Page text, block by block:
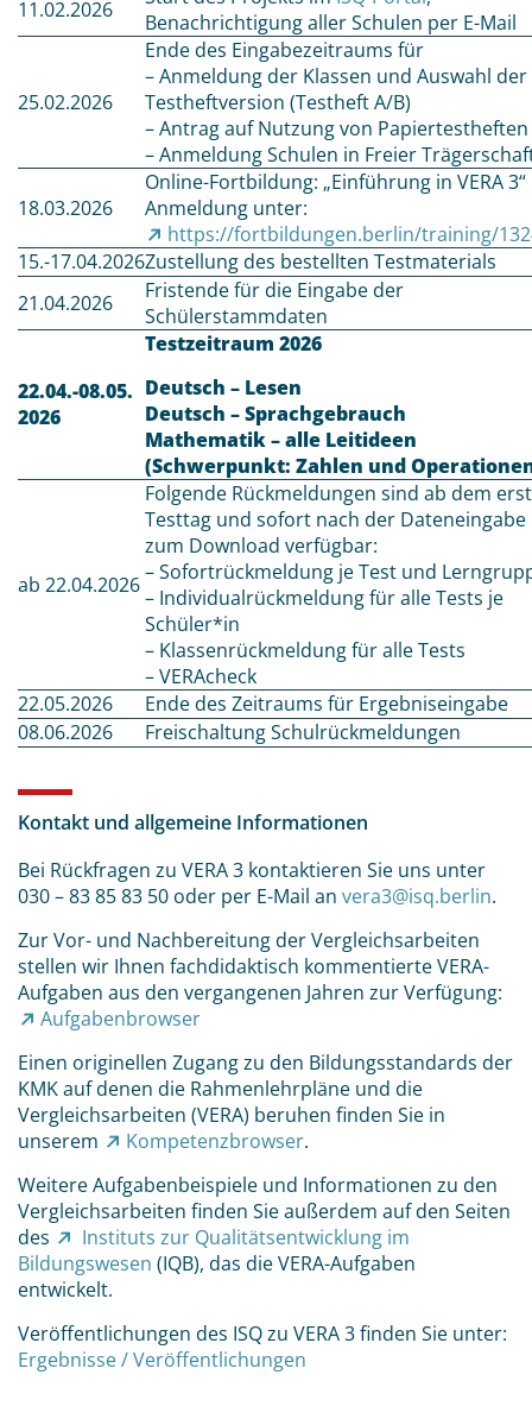
11.02.2026
Benachrichtigung aller Schulen per E-Mail
25.02.2026
Ende des Eingabezeitraums für
– Anmeldung der Klassen und Auswahl der
Testheftversion (Testheft A/B)
– Antrag auf Nutzung von Papiertestheften
– Anmeldung Schulen in Freier
18.03.2026
Online-Fortbildung: „Einführung in VERA 3“
Anmeldung unter:
https://fortbildungen.berlin/training/
15.-17.04.2026Zustellung des bestellten Testmaterials
21.04.2026
Fristende für die Eingabe der
Schülerstammdaten
22.04.-08.05.
2026
Testzeitraum 2026
Deutsch – Lesen
Deutsch – Sprachgebrauch
Mathematik – alle Leitideen
(Schwerpunkt: Zahlen und
ab 22.04.2026
Folgende Rückmeldungen sind ab dem
Testtag und sofort nach der Dateneingabe
zum Download verfügbar:
– Sofortrückmeldung je Test und
– Individualrückmeldung für alle Tests je
Schüler*in
– Klassenrückmeldung für alle Tests
– VERAcheck
22.05.2026
Ende des Zeitraums für Ergebniseingabe
08.06.2026
Freischaltung Schulrückmeldungen
Kontakt und allgemeine Informationen
Bei Rückfragen zu VERA 3 kontaktieren Sie uns unter
030 – 83 85 83 50 oder per E-Mail an vera3@isq.berlin.
Zur Vor- und Nachbereitung der Vergleichsarbeiten
stellen wir Ihnen fachdidaktisch kommentierte VERA-
Aufgaben aus den vergangenen Jahren zur Verfügung:
Aufgabenbrowser
Einen originellen Zugang zu den Bildungsstandards der
KMK auf denen die Rahmenlehrpläne und die
Vergleichsarbeiten (VERA) beruhen finden Sie in
unserem
Kompetenzbrowser.
Weitere Aufgabenbeispiele und Informationen zu den
Vergleichsarbeiten finden Sie außerdem auf den Seiten
des
Instituts zur Qualitätsentwicklung im
Bildungswesen (IQB), das die VERA-Aufgaben
entwickelt.
Veröffentlichungen des ISQ zu VERA 3 finden Sie unter:
Ergebnisse / Veröffentlichungen